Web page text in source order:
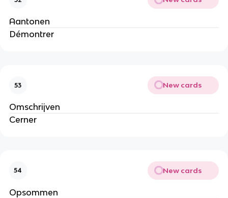
Aantonen
Démontrer
53 New cards
Omschrijven
Cerner
54 New cards
Opsommen